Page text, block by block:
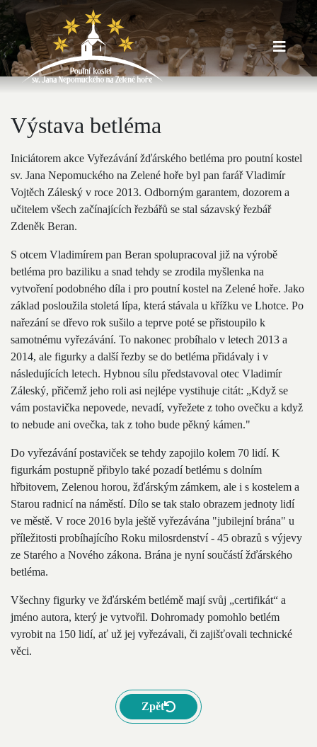
Výstava betléma
Iniciátorem akce Vyřezávání žďárského betléma pro poutní kostel
sv. Jana Nepomuckého na Zelené hoře byl pan farář Vladimír
Vojtěch Záleský v roce 2013. Odborným garantem, dozorem a
učitelem všech začínajících řezbářů se stal sázavský řezbář
Zdeněk Beran.
S otcem Vladimírem pan Beran spolupracoval již na výrobě
betléma pro baziliku a snad tehdy se zrodila myšlenka na
vytvoření podobného díla i pro poutní kostel na Zelené hoře. Jako
základ posloužila stoletá lípa, která stávala u křížku ve Lhotce. Po
nařezání se dřevo rok sušilo a teprve poté se přistoupilo k
samotnému vyřezávání. To nakonec probíhalo v letech 2013 a
2014, ale figurky a další řezby se do betléma přidávaly i v
následujících letech. Hybnou sílu představoval otec Vladimír
Záleský, přičemž jeho roli asi nejlépe vystihuje citát: „Když se
vám postavička nepovede, nevadí, vyřežete z toho ovečku a když
to nebude ani ovečka, tak z toho bude pěkný kámen."
Do vyřezávání postaviček se tehdy zapojilo kolem 70 lidí. K
figurkám postupně přibylo také pozadí betlému s dolním
hřbitovem, Zelenou horou, žďárským zámkem, ale i s kostelem a
Starou radnicí na náměstí. Dílo se tak stalo obrazem jednoty lidí
ve městě. V roce 2016 byla ještě vyřezávána "jubilejní brána" u
příležitosti probíhajícího Roku milosrdenství - 45 obrazů s výjevy
ze Starého a Nového zákona. Brána je nyní součástí žďárského
betléma.
Všechny figurky ve žďárském betlémě mají svůj „certifikát“ a
jméno autora, který je vytvořil. Dohromady pomohlo betlém
vyrobit na 150 lidí, ať už jej vyřezávali, či zajišťovali technické
věci.
Zpět